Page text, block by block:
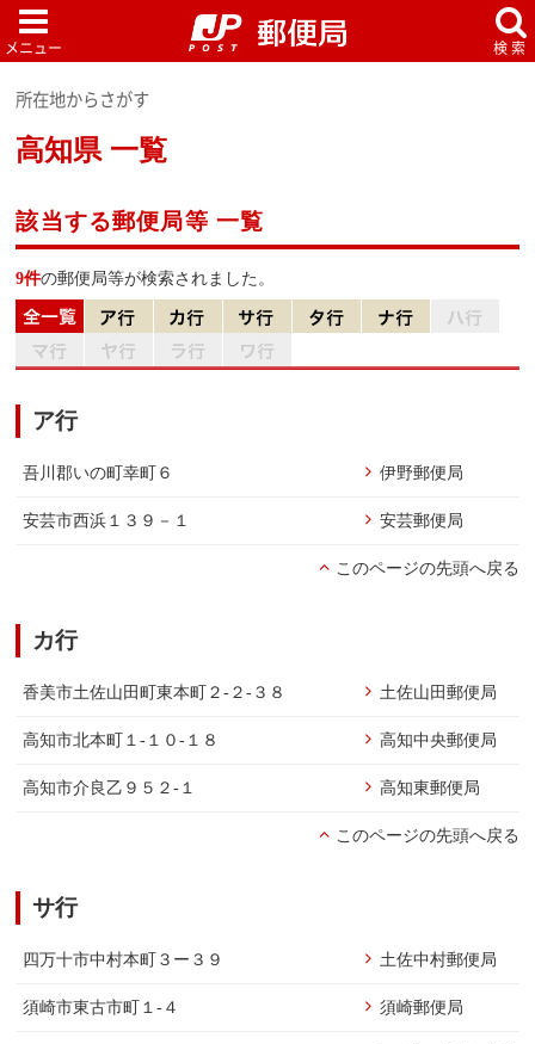
所在地からさがす
高知県 一覧
該当する郵便局等 一覧
9件の郵便局等が検索されました。
ア行
吾川郡いの町幸町６ 伊野郵便局
安芸市西浜１３９－１ 安芸郵便局
このページの先頭へ戻る
カ行
香美市土佐山田町東本町２-２-３８ 土佐山田郵便局
高知市北本町１-１０-１８ 高知中央郵便局
高知市介良乙９５２-１ 高知東郵便局
このページの先頭へ戻る
サ行
四万十市中村本町３ー３９ 土佐中村郵便局
須崎市東古市町１-４ 須崎郵便局